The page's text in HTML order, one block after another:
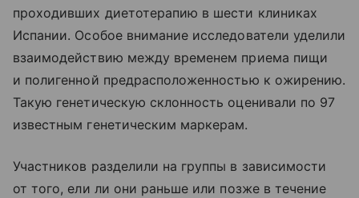
проходивших диетотерапию в шести клиниках
Испании. Особое внимание исследователи уделили
взаимодействию между временем приема пищи
и полигенной предрасположенностью к ожирению.
Такую генетическую склонность оценивали по 97
известным генетическим маркерам.
Участников разделили на группы в зависимости
от того, ели ли они раньше или позже в течение